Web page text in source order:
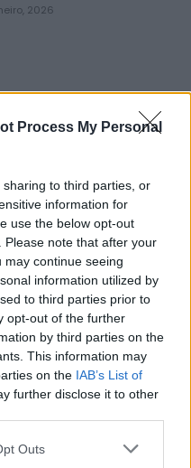
Process My Personal
to third parties, or
information for
use the below opt-out
note that after your
continue seeing
information utilized by
to third parties prior to
opt-out of the further
by third parties on the
This information may
on the IAB’s List of
further disclose it to other
Outs
2026
da depressão
os próximos dias, o
e o Jardim da
encerrados até às 18h
de todos pois,
de todos. A
sempre em primeiro
24 de janeiro, estes